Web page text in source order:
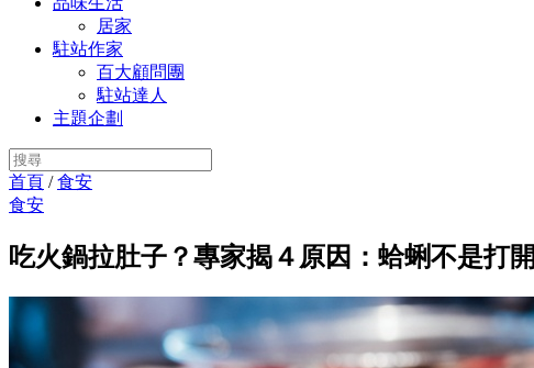
居家
駐站作家
百大顧問團
駐站達人
主題企劃
首頁 /食安
食安
吃火鍋拉肚子？專家揭４原因：蛤蜊不是打